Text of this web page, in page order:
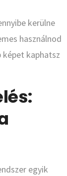
kerülne
használnod
kaphatsz
egyik